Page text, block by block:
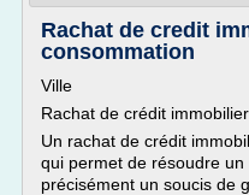
Rachat de credit
consommation
Ville
Rachat de crédit immobilier
Un rachat de crédit
qui permet de résoudre
précisément un soucis de